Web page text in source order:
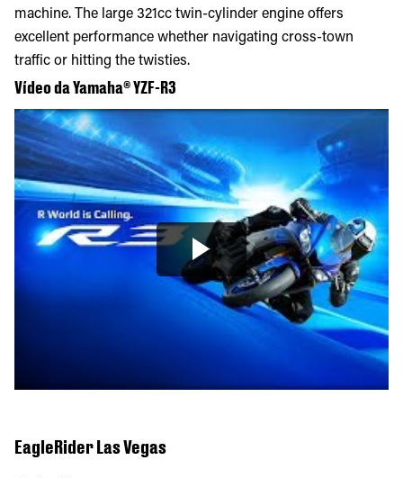
machine. The large 321cc twin-cylinder engine offers
excellent performance whether navigating cross-town
traffic or hitting the twisties.
Vídeo da Yamaha® YZF-R3
EagleRider Las Vegas